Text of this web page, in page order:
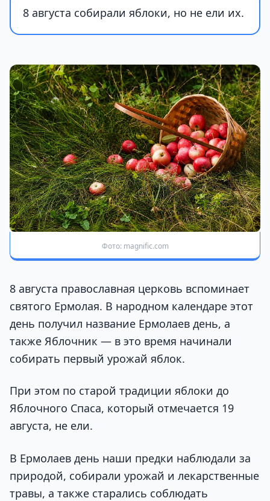
8 августа собирали яблоки, но не ели их.
Фото: magnific.com
8 августа православная церковь вспоминает
святого Ермолая. В народном календаре этот
день получил название Ермолаев день, а
также Яблочник — в это время начинали
собирать первый урожай яблок.
При этом по старой традиции яблоки до
Яблочного Спаса, который отмечается 19
августа, не ели.
В Ермолаев день наши предки наблюдали за
природой, собирали урожай и лекарственные
травы, а также старались соблюдать